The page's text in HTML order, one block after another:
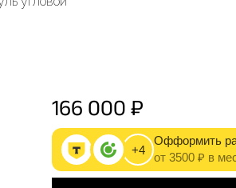
166 000 ₽
+4
Офформить
от 3500 ₽ в